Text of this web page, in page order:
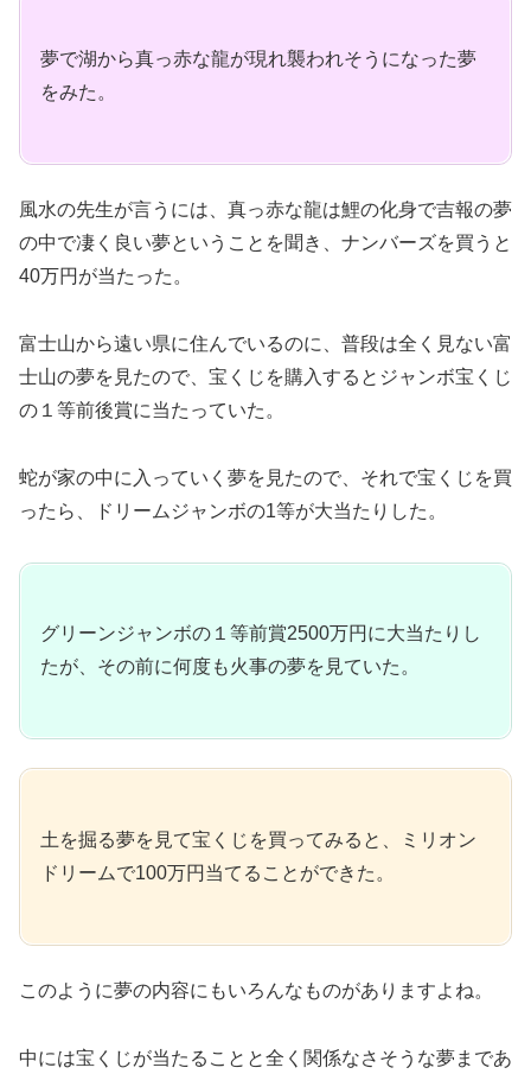
夢で湖から真っ赤な龍が現れ襲われそうになった夢
をみた。
風水の先生が言うには、真っ赤な龍は鯉の化身で吉報の夢
の中で凄く良い夢ということを聞き、ナンバーズを買うと
40万円が当たった。
富士山から遠い県に住んでいるのに、普段は全く見ない富
士山の夢を見たので、宝くじを購入するとジャンボ宝くじ
の１等前後賞に当たっていた。
蛇が家の中に入っていく夢を見たので、それで宝くじを買
ったら、ドリームジャンボの1等が大当たりした。
グリーンジャンボの１等前賞2500万円に大当たりし
たが、その前に何度も火事の夢を見ていた。
土を掘る夢を見て宝くじを買ってみると、ミリオン
ドリームで100万円当てることができた。
このように夢の内容にもいろんなものがありますよね。
中には宝くじが当たることと全く関係なさそうな夢まであ